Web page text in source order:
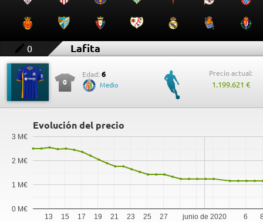
0 Lafita
0
Edad: 6
Medio
Precio actual:
1.199.621 €
Evolución del precio
junio de 2020
13 15 17 19 21 23 25 27 6
0 M€
1 M€
2 M€
3 M€